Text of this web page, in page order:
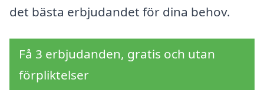
det bästa erbjudandet för dina behov.
Få 3 erbjudanden, gratis och utan
förpliktelser